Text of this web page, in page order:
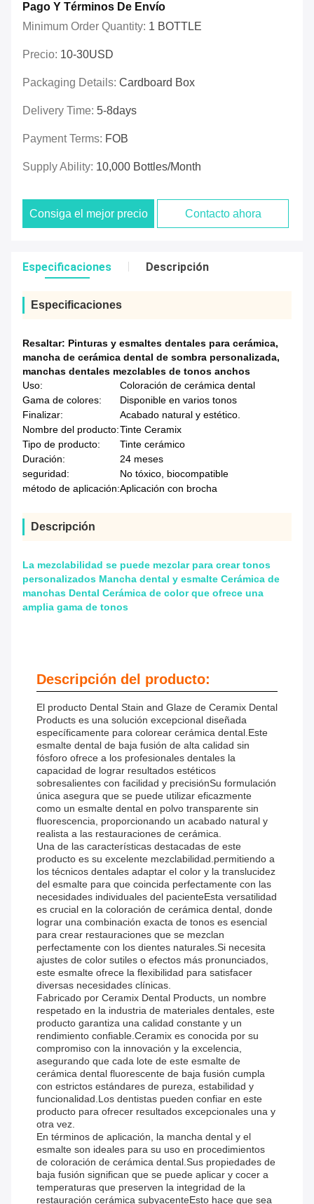
Pago Y Términos De Envío
Minimum Order Quantity: 1 BOTTLE
Precio: 10-30USD
Packaging Details: Cardboard Box
Delivery Time: 5-8days
Payment Terms: FOB
Supply Ability: 10,000 Bottles/month
Consiga el mejor precio Contacto ahora
Especificaciones Descripción
Especificaciones
Resaltar: Pinturas y esmaltes dentales para cerámica,
mancha de cerámica dental de sombra personalizada,
manchas dentales mezclables de tonos anchos
Uso:
Coloración de cerámica dental
Gama de colores:
Disponible en varios tonos
Finalizar:
Acabado natural y estético.
Nombre del producto:Tinte Ceramix
Tipo de producto:
Tinte cerámico
Duración:
24 meses
seguridad:
No tóxico, biocompatible
método de aplicación:Aplicación con brocha
Descripción
La mezclabilidad se puede mezclar para crear tonos
personalizados Mancha dental y esmalte Cerámica de
manchas Dental Cerámica de color que ofrece una
amplia gama de tonos
Descripción del producto:
El producto Dental Stain and Glaze de Ceramix Dental
Products es una solución excepcional diseñada
específicamente para colorear cerámica dental.Este
esmalte dental de baja fusión de alta calidad sin
fósforo ofrece a los profesionales dentales la
capacidad de lograr resultados estéticos
sobresalientes con facilidad y precisiónSu formulación
única asegura que se puede utilizar eficazmente
como un esmalte dental en polvo transparente sin
fluorescencia, proporcionando un acabado natural y
realista a las restauraciones de cerámica.
Una de las características destacadas de este
producto es su excelente mezclabilidad.permitiendo a
los técnicos dentales adaptar el color y la translucidez
del esmalte para que coincida perfectamente con las
necesidades individuales del pacienteEsta versatilidad
es crucial en la coloración de cerámica dental, donde
lograr una combinación exacta de tonos es esencial
para crear restauraciones que se mezclan
perfectamente con los dientes naturales.Si necesita
ajustes de color sutiles o efectos más pronunciados,
este esmalte ofrece la flexibilidad para satisfacer
diversas necesidades clínicas.
Fabricado por Ceramix Dental Products, un nombre
respetado en la industria de materiales dentales, este
producto garantiza una calidad constante y un
rendimiento confiable.Ceramix es conocida por su
compromiso con la innovación y la excelencia,
asegurando que cada lote de este esmalte de
cerámica dental fluorescente de baja fusión cumpla
con estrictos estándares de pureza, estabilidad y
funcionalidad.Los dentistas pueden confiar en este
producto para ofrecer resultados excepcionales una y
otra vez.
En términos de aplicación, la mancha dental y el
esmalte son ideales para su uso en procedimientos
de coloración de cerámica dental.Sus propiedades de
baja fusión significan que se puede aplicar y cocer a
temperaturas que preserven la integridad de la
restauración cerámica subyacenteEsto hace que sea